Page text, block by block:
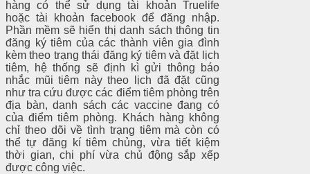
hàng có thể sử dụng tài khoản Truelife
hoặc tài khoản facebook để đăng nhập.
Phần mềm sẽ hiển thị danh sách thông tin
đăng ký tiêm của các thành viên gia đình
kèm theo trạng thái đăng ký tiêm và đặt lịch
tiêm, hệ thống sẽ định kì gửi thông báo
nhắc mũi tiêm này theo lịch đã đặt cũng
như tra cứu được các điểm tiêm phòng trên
địa bàn, danh sách các vaccine đang có
của điểm tiêm phòng. Khách hàng không
chỉ theo dõi về tình trạng tiêm mà còn có
thể tự đăng kí tiêm chủng, vừa tiết kiệm
thời gian, chi phí vừa chủ động sắp xếp
được công việc.